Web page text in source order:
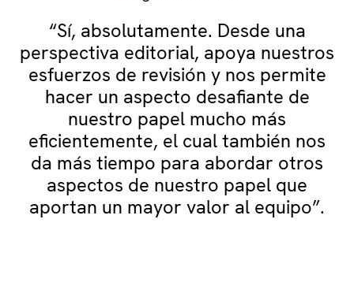
“Sí, absolutamente. Desde una
perspectiva editorial, apoya nuestros
esfuerzos de revisión y nos permite
hacer un aspecto desafiante de
nuestro papel mucho más
eficientemente, el cual también nos
da más tiempo para abordar otros
aspectos de nuestro papel que
aportan un mayor valor al equipo”.